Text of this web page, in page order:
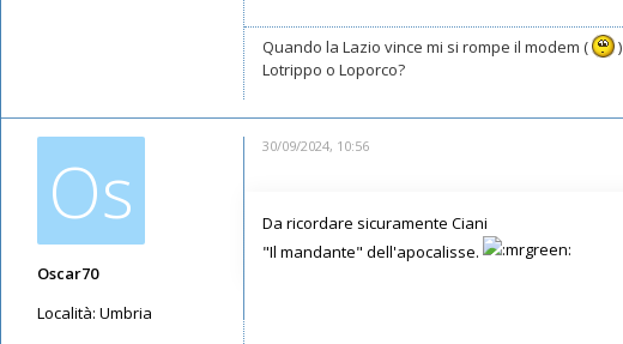
Quando la Lazio vince mi si rompe il modem (
)
Lotrippo o Loporco?
Os
Oscar70
Località: Umbria
30/09/2024, 10:56
Da ricordare sicuramente Ciani
"Il mandante" dell'apocalisse.